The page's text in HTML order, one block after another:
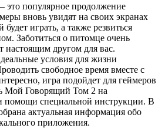
популярное продолжение
вновь увидят на своих экранах
играть, а также резвиться
Заботиться о питомце очень
настоящим другом для вас.
условия для жизни
свободное время вместе с
игра подойдет для геймеров
Мой Говорящий Том 2 на
помощи специальной инструкции. В
актуальная информация обо
приложения.